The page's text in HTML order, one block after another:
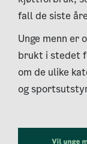
fall de siste
Unge menn er
brukt i stedet
om de ulike
og